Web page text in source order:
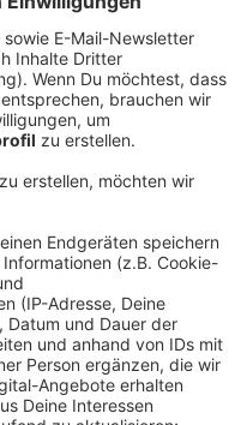
Rheinfähre
bei der Rheinfähre
Hitdorf führt.
durch die